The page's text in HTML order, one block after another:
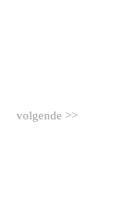
volgende >>